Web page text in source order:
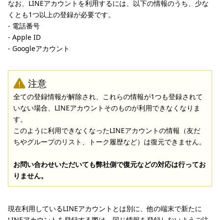
なお、LINEアカウントを利用するには、以下の情報のうち、少な
くとも1つ以上の登録が必要です。
- 電話番号
- Apple ID
- Googleアカウント
注意
全ての登録情報が解除され、これらの情報が1つも登録されて
いない場合、LINEアカウントそのものが利用できなくなりま
す。
このように利用できなくなったLINEアカウントの情報（友だ
ちやグループのリスト、トーク履歴など）は復元できません。
お問い合わせいただいても弊社側で復元などの対応は行ってお
りません。
現在利用しているLINEアカウントとは別に、他の端末で新たに